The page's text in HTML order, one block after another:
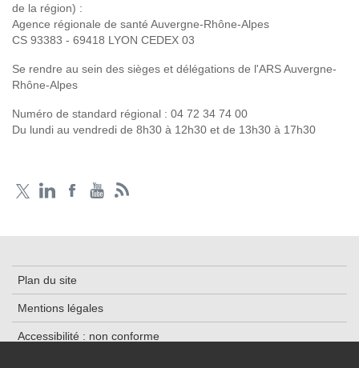
de la région) :
Agence régionale de santé Auvergne-Rhône-Alpes
CS 93383 - 69418 LYON CEDEX 03
Se rendre au sein des sièges et délégations de l'ARS Auvergne-
Rhône-Alpes
Numéro de standard régional : 04 72 34 74 00
Du lundi au vendredi de 8h30 à 12h30 et de 13h30 à 17h30
Plan du site
Mentions légales
Accessibilité : non conforme